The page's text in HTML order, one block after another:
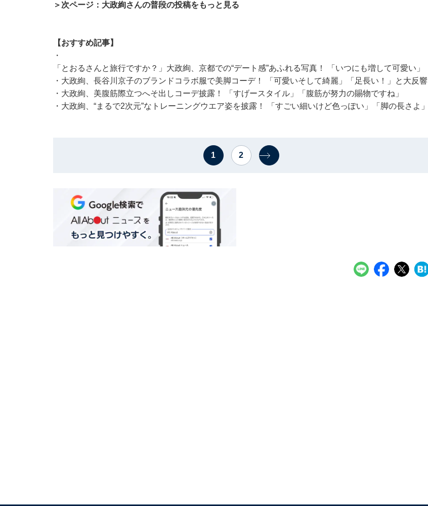
＞次ページ：大政絢さんの普段の投稿をもっと見る
【おすすめ記事】
・
「とおるさんと旅行ですか？」大政絢、京都での“デート感”あふれる写真！ 「いつにも増して可愛い」
・ 大政絢、長谷川京子のブランドコラボ服で美脚コーデ！ 「可愛いそして綺麗」「足長い！」と大反響
・ 大政絢、美腹筋際立つへそ出しコーデ披露！ 「すげースタイル」「腹筋が努力の賜物ですね」
・ 大政絢、“まるで2次元”なトレーニングウエア姿を披露！ 「すごい細いけど色っぽい」「脚の長さよ」
1 2